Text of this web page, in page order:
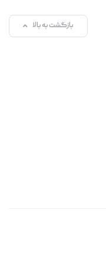
بازگشت به بالا